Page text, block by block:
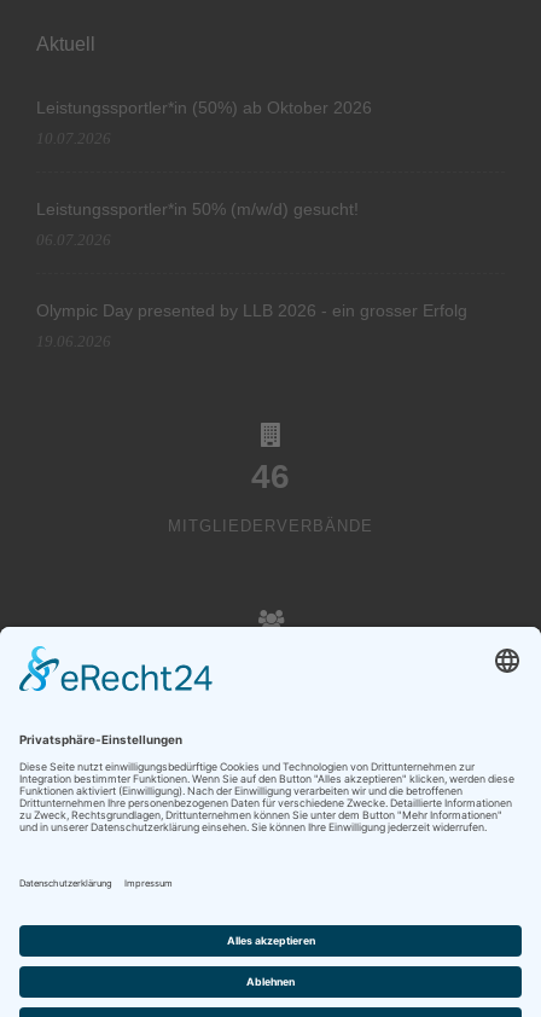
Aktuell
Leistungssportler*in (50%) ab Oktober 2026
10.07.2026
Leistungssportler*in 50% (m/w/d) gesucht!
06.07.2026
Olympic Day presented by LLB 2026 - ein grosser Erfolg
19.06.2026
46
MITGLIEDERVERBÄNDE